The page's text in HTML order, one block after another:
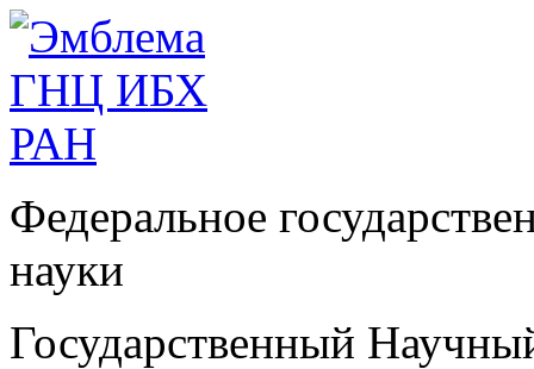
Федеральное
науки
Государственный